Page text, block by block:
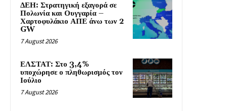
ΔΕΗ: Στρατηγική εξαγορά σε
Πολωνία και Ουγγαρία –
Χαρτοφυλάκιο ΑΠΕ άνω των 2
GW
7 August 2026
ΕΛΣΤΑΤ: Στο 3,4%
υποχώρησε ο πληθωρισμός τον
Ιούλιο
7 August 2026